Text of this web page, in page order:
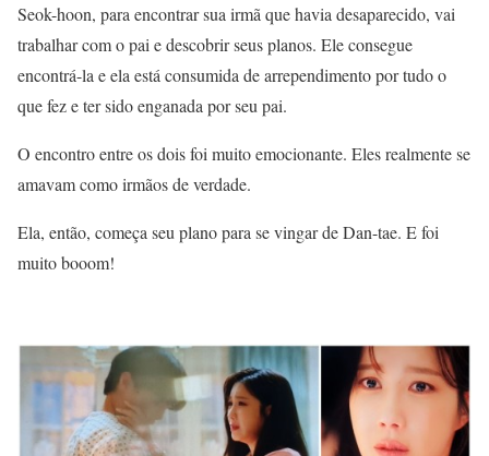
Seok-hoon, para encontrar sua irmã que havia desaparecido, vai
trabalhar com o pai e descobrir seus planos. Ele consegue
encontrá-la e ela está consumida de arrependimento por tudo o
que fez e ter sido enganada por seu pai.
O encontro entre os dois foi muito emocionante. Eles realmente se
amavam como irmãos de verdade.
Ela, então, começa seu plano para se vingar de Dan-tae. E foi
muito booom!